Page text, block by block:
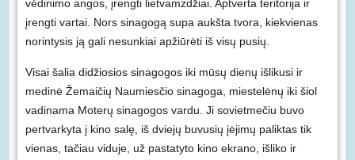
vėdinimo angos, įrengti lietvamzdžiai. Aptverta teritorija ir
įrengti vartai. Nors sinagogą supa aukšta tvora, kiekvienas
norintysis ją gali nesunkiai apžiūrėti iš visų pusių.
Visai šalia didžiosios sinagogos iki mūsų dienų išlikusi ir
medinė Žemaičių Naumiesčio sinagoga, miestelėnų iki šiol
vadinama Moterų sinagogos vardu. Ji sovietmečiu buvo
pertvarkyta į kino salę, iš dviejų buvusių įėjimų paliktas tik
vienas, tačiau viduje, už pastatyto kino ekrano, išliko ir